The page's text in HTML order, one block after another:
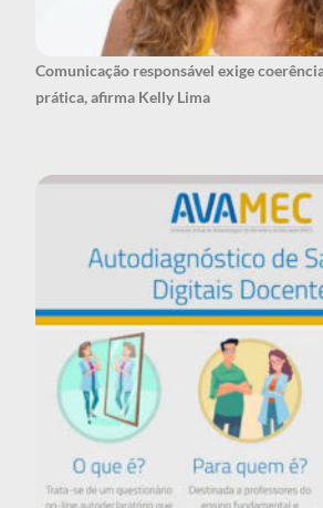
Comunicação responsável exige
prática, afirma Kelly Lima